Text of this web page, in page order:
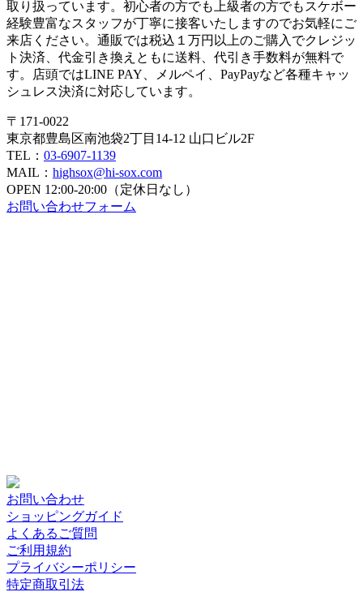
取り扱っています。初心者の方でも上級者の方でもスケボー
経験豊富なスタッフが丁寧に接客いたしますのでお気軽にご
来店ください。通販では税込１万円以上のご購入でクレジッ
ト決済、代金引き換えともに送料、代引き手数料が無料で
す。店頭ではLINE PAY、メルペイ、PayPayなど各種キャッ
シュレス決済に対応しています。
〒171-0022
東京都豊島区南池袋2丁目14-12 山口ビル2F
TEL： 03-6907-1139
MAIL： highsox@hi-sox.com
OPEN 12:00-20:00（定休日なし）
お問い合わせフォーム
お問い合わせ
ショッピングガイド
よくあるご質問
ご利用規約
プライバシーポリシー
特定商取引法